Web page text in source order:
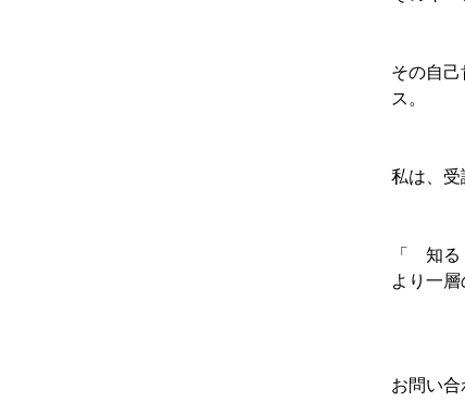
その自
ス。
私は、
「 知
より一
お問い合